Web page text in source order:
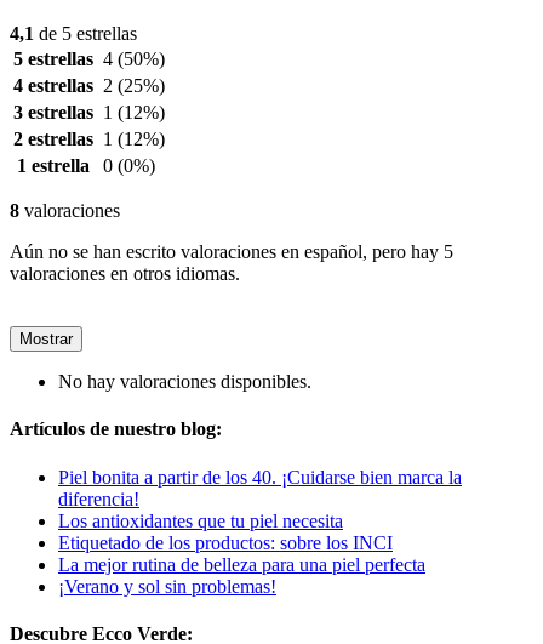
4,1 de 5 estrellas
5 estrellas 4 (50%)
4 estrellas 2 (25%)
3 estrellas 1 (12%)
2 estrellas 1 (12%)
1 estrella
0 (0%)
8 valoraciones
Aún no se han escrito valoraciones en español, pero hay 5
valoraciones en otros idiomas.
Mostrar
No hay valoraciones disponibles.
Artículos de nuestro blog:
Piel bonita a partir de los 40. ¡Cuidarse bien marca la
diferencia!
Los antioxidantes que tu piel necesita
Etiquetado de los productos: sobre los INCI
La mejor rutina de belleza para una piel perfecta
¡Verano y sol sin problemas!
Descubre Ecco Verde: